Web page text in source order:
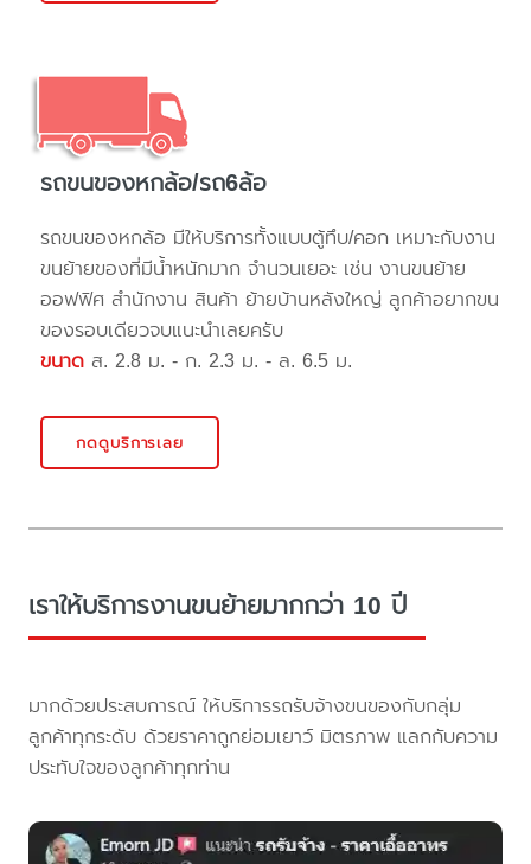
รถขนของหกล้อ/รถ6ล้อ
รถขนของหกล้อ มีให้บริการทั้งแบบตู้ทึบ/คอก เหมาะกับงาน
ขนย้ายของที่มีน้ำหนักมาก จำนวนเยอะ เช่น งานขนย้าย
ออฟฟิศ สำนักงาน สินค้า ย้ายบ้านหลังใหญ่ ลูกค้าอยากขน
ของรอบเดียวจบแนะนำเลยครับ
ขนาด ส. 2.8 ม. - ก. 2.3 ม. - ล. 6.5 ม.
กดดูบริการเลย
เราให้บริการงานขนย้ายมากกว่า 10 ปี
มากด้วยประสบการณ์ ให้บริการรถรับจ้างขนของกับกลุ่ม
ลูกค้าทุกระดับ ด้วยราคาถูกย่อมเยาว์ มิตรภาพ แลกกับความ
ประทับใจของลูกค้าทุกท่าน